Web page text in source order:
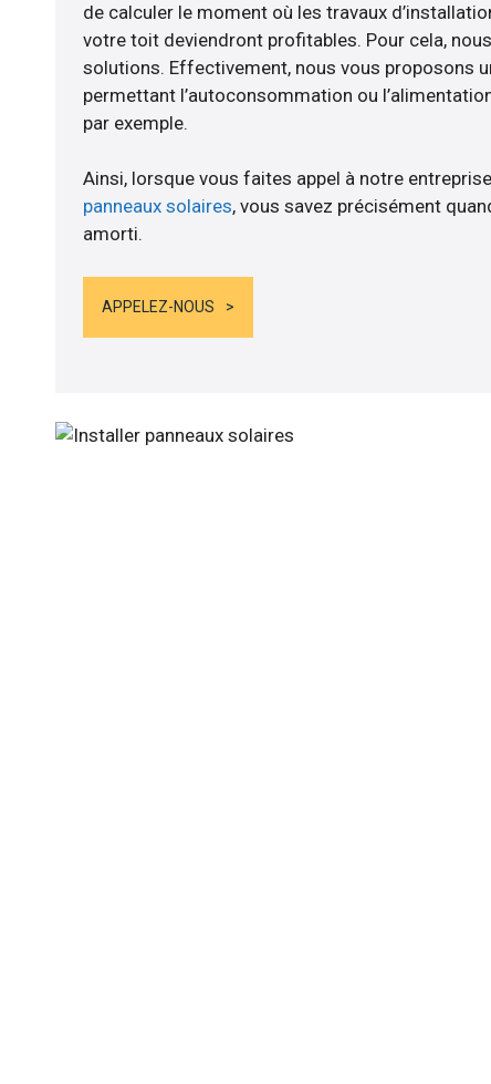
de calculer le moment où les travaux
votre toit deviendront profitables. Pour cela,
solutions. Effectivement, nous vous proposons
permettant l’autoconsommation ou
par exemple.
Ainsi, lorsque vous faites appel à notre
panneaux solaires, vous savez précisément
amorti.
APPELEZ-NOUS